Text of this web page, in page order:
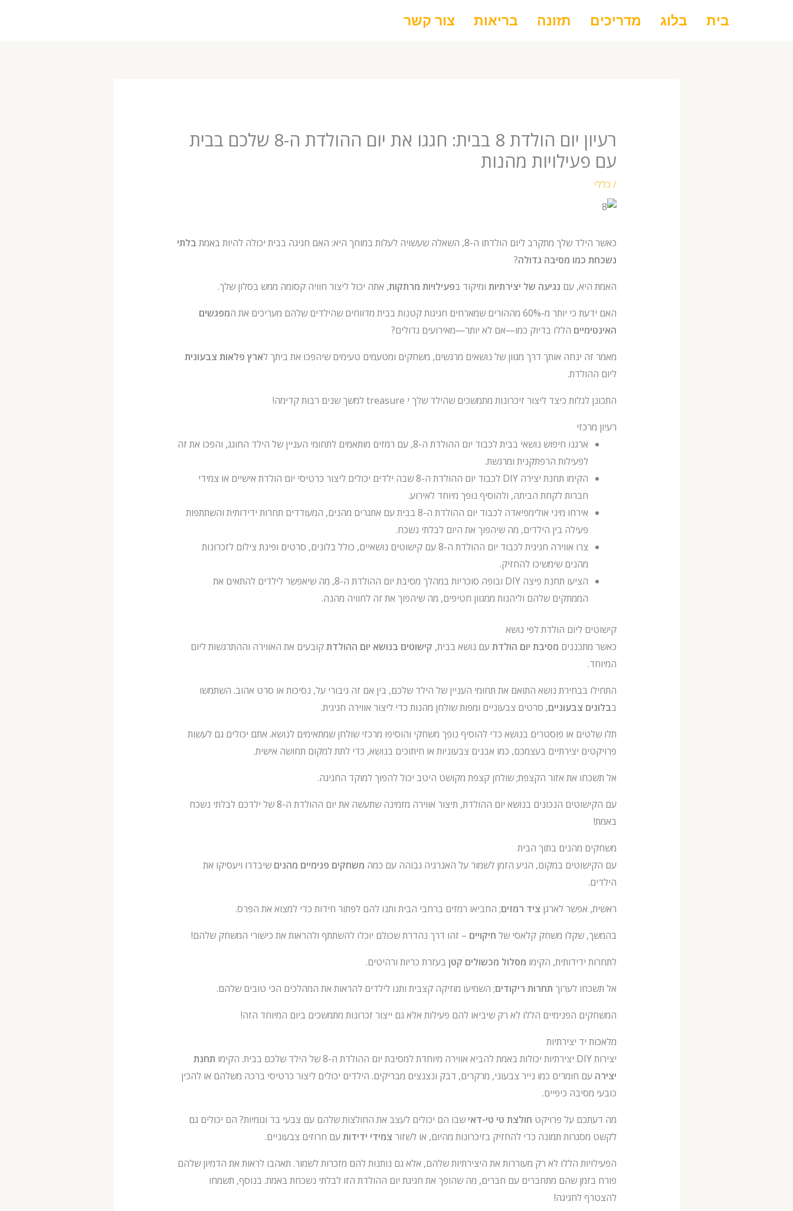
בית בלוג מדריכים תזונה בריאות צור קשר
רעיון יום הולדת 8 בבית: חגגו את יום ההולדת ה-8 שלכם בבית
עם פעילויות מהנות
/ כללי
כאשר הילד שלך מתקרב ליום הולדתו ה-8, השאלה שעשויה לעלות במוחך היא: האם חגיגה בבית יכולה להיות באמת
בלתי
נשכחת כמו מסיבה גדולה?
האמת היא, עם נגיעה של יצירתיותומיקוד בפעילויות מרתקות, אתה יכול ליצור חוויה קסומה ממש בסלון שלך.
האם ידעת כי יותר מ-60% מההורים שמארחים חגיגות קטנות בבית מדווחים שהילדים שלהם מעריכים את ה
מפגשים
האינטימיים הללו בדיוק כמו—אם לא יותר—מאירועים גדולים?
מאמר זה ינחה אותך דרך מגוון של נושאים מרגשים, משחקים ומטעמים טעימים שיהפכו את ביתך לארץ פלאות צבעונית
ליום ההולדת.
התכונן לגלות כיצד ליצור זיכרונות מתמשכים שהילד שלך י treasure למשך שנים רבות קדימה!
רעיון מרכזי
ארגנו חיפוש נושאי בבית לכבוד יום ההולדת ה-8, עם רמזים מותאמים לתחומי העניין של הילד החוגג, והפכו את זה
לפעילות הרפתקנית ומרגשת.
הקימו תחנת יצירה DIY לכבוד יום ההולדת ה-8 שבה ילדים יכולים ליצור כרטיסי יום הולדת אישיים או צמידי
חברות לקחת הביתה, ולהוסיף נופך מיוחד לאירוע.
אירחו מיני אולימפיאדה לכבוד יום ההולדת ה-8 בבית עם אתגרים מהנים, המעודדים תחרות ידידותית והשתתפות
פעילה בין הילדים, מה שיהפוך את היום לבלתי נשכח.
צרו אווירה חגיגית לכבוד יום ההולדת ה-8 עם קישוטים נושאיים, כולל בלונים, סרטים ופינת צילום לזכרונות
מהנים שימשיכו להחזיק.
הציעו תחנת פיצה DIY ובופה סוכריות במהלך מסיבת יום ההולדת ה-8, מה שיאפשר לילדים להתאים את
הממתקים שלהם וליהנות ממגוון חטיפים, מה שיהפוך את זה לחוויה מהנה.
קישוטים ליום הולדת לפי נושא
כאשר מתכננים מסיבת יום הולדתעם נושא בבית, קישוטים בנושא יום ההולדתקובעים את האווירה וההתרגשות ליום
המיוחד.
התחילו בבחירת נושא התואם את תחומי העניין של הילד שלכם, בין אם זה גיבורי על, נסיכות או סרט אהוב. השתמשו
בבלונים צבעוניים, סרטים צבעוניים ומפות שולחן מהנות כדי ליצור אווירה חגיגית.
תלו שלטים או פוסטרים בנושא כדי להוסיף נופך משחקי והוסיפו מרכזי שולחן שמתאימים לנושא. אתם יכולים גם לעשות
פרויקטים יצירתיים בעצמכם, כמו אבנים צבעוניות או חיתוכים בנושא, כדי לתת למקום תחושה אישית.
אל תשכחו את אזור הקצפת; שולחן קצפת מקושט היטב יכול להפוך למוקד החגיגה.
עם הקישוטים הנכונים בנושא יום ההולדת, תיצור אווירה מזמינה שתעשה את יום ההולדת ה-8 של ילדכם לבלתי נשכח
באמת!
משחקים מהנים בתוך הבית
עם הקישוטים במקום, הגיע הזמן לשמור על האנרגיה גבוהה עם כמה משחקים פנימיים מהנים שיבדרו ויעסיקו את
הילדים.
ראשית, אפשר לארגן ציד רמזים; החביאו רמזים ברחבי הבית ותנו להם לפתור חידות כדי למצוא את הפרס.
בהמשך, שקלו משחק קלאסי של חיקויים – זהו דרך נהדרת שכולם יוכלו להשתתף ולהראות את כישורי המשחק שלהם!
לתחרות ידידותית, הקימו מסלול מכשולים קטןבעזרת כריות ורהיטים.
אל תשכחו לערוך תחרות ריקודים; השמיעו מוזיקה קצבית ותנו לילדים להראות את המהלכים הכי טובים שלהם.
המשחקים הפנימיים הללו לא רק שיביאו להם פעילות אלא גם ייצור זכרונות מתמשכים ביום המיוחד הזה!
מלאכות יד יצירתיות
יצירות DIY יצירתיות יכולות באמת להביא אווירה מיוחדת למסיבת יום ההולדת ה-8 של הילד שלכם בבית. הקימו
תחנת
יצירה עם חומרים כמו נייר צבעוני, מרקרים, דבק ונצנצים מבריקים. הילדים יכולים ליצור כרטיסי ברכה משלהם או להכין
כובעי מסיבה כיפיים.
מה דעתכם על פרויקט חולצת טי טי-דאי שבו הם יכולים לעצב את החולצות שלהם עם צבעי בד וגומיות? הם יכולים גם
לקשט מסגרות תמונה כדי להחזיק בזיכרונות מהיום, או לשזור צמידי ידידותעם חרוזים צבעוניים.
הפעילויות הללו לא רק מעוררות את היצירתיות שלהם, אלא גם נותנות להם מזכרות לשמור. תאהבו לראות את הדמיון שלהם
פורח בזמן שהם מתחברים עם חברים, מה שהופך את חגיגת יום ההולדת הזו לבלתי נשכחת באמת. בנוסף, תשמחו
להצטרף לחגיגה!